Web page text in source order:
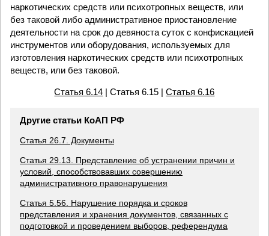
наркотических средств или психотропных веществ, или
без таковой либо административное приостановление
деятельности на срок до девяноста суток с конфискацией
инструментов или оборудования, используемых для
изготовления наркотических средств или психотропных
веществ, или без таковой.
Статья 6.14 | Статья 6.15 |Статья 6.16
Другие статьи КоАП РФ
Статья 26.7. Документы
Статья 29.13. Представление об устранении причин и
условий, способствовавших совершению
административного правонарушения
Статья 5.56. Нарушение порядка и сроков
представления и хранения документов, связанных с
подготовкой и проведением выборов, референдума